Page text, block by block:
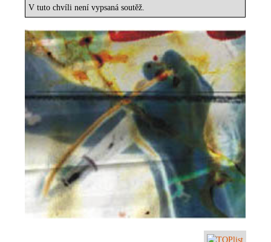
V tuto chvíli není vypsaná soutěž.